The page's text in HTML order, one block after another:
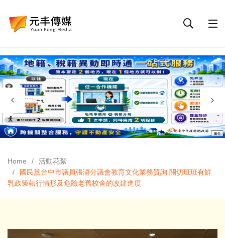
Home
活動花絮
國民黨台中市議員張瀞分議會教育文化業務質詢 關切班班有鮮
乳政策執行情形及危險老舊校舍的改建進度